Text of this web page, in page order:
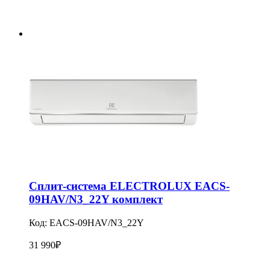
Сплит-система ELECTROLUX EACS-
09HAV/N3_22Y комплект
Код: EACS-09HAV/N3_22Y
31 990₽